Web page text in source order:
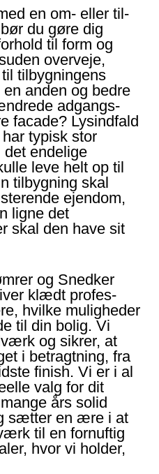
en om- eller til­
du gøre dig
til form og
overveje,
til­byg­ningens
anden og bedre
adgangs­
facade? Lysindfald
typisk stor
det endelige
leve helt op til
tilbygning skal
ejendom,
ligne det
skal den have sit
og Snedker
klædt profes­
hvilke mulig­heder
til din bolig. Vi
og sikrer, at
i betragt­ning, fra
finish. Vi er i al
valg for dit
års solid
sætter en ære i at
til en fornuftig
hvor vi holder,